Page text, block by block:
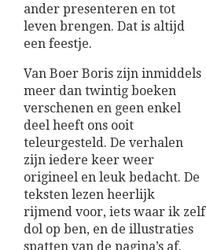
ander presenteren en tot
leven brengen. Dat is altijd
een feestje.
Van Boer Boris zijn inmiddels
meer dan twintig boeken
verschenen en geen enkel
deel heeft ons ooit
teleurgesteld. De verhalen
zijn iedere keer weer
origineel en leuk bedacht. De
teksten lezen heerlijk
rijmend voor, iets waar ik zelf
dol op ben, en de illustraties
spatten van de pagina’s af.